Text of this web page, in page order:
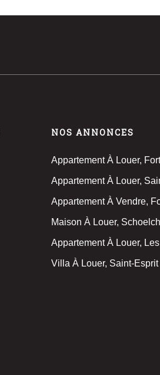
NOS ANNONCES
Appartement À Louer,
Appartement À Louer,
Appartement À Vendre,
Maison À Louer,
Appartement À Louer,
Villa À Louer, Saint-Esprit